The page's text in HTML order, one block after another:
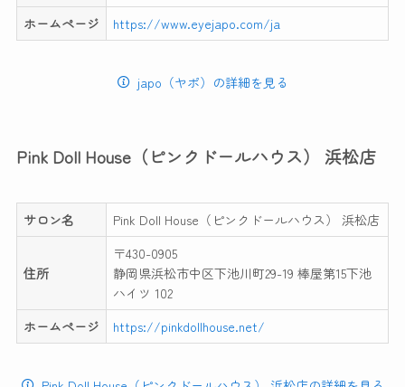
ホームページ
https://www.eyejapo.com/ja
japo（ヤポ）の詳細を見る
Pink Doll House（ピンクドールハウス） 浜松店
サロン名 Pink Doll House（ピンクドールハウス） 浜松店
住所
〒430-0905
静岡県浜松市中区下池川町29-19 棒屋第15下池
ハイツ 102
ホームページ
https://pinkdollhouse.net/